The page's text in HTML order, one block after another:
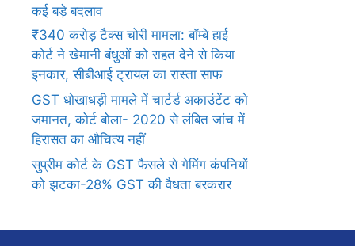
कई बड़े बदलाव
₹340 करोड़ टैक्स चोरी मामला: बॉम्बे हाई
कोर्ट ने खेमानी बंधुओं को राहत देने से किया
इनकार, सीबीआई ट्रायल का रास्ता साफ
GST धोखाधड़ी मामले में चार्टर्ड अकाउंटेंट को
जमानत, कोर्ट बोला- 2020 से लंबित जांच में
हिरासत का औचित्य नहीं
सुप्रीम कोर्ट के GST फैसले से गेमिंग कंपनियों
को झटका-28% GST की वैधता बरकरार